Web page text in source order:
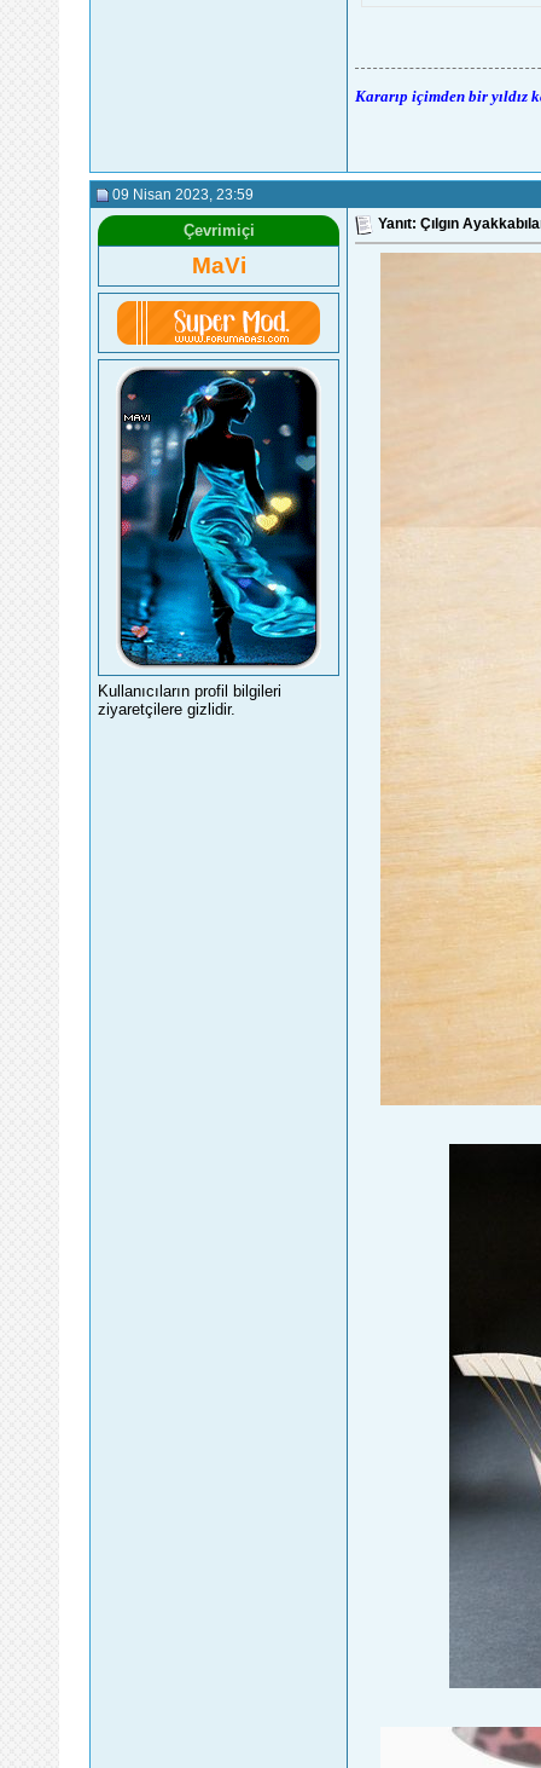
Kararıp içimden bir yıldız
09 Nisan 2023 , 23:59
Çevrimiçi
MaVi
Kullanıcıların profil bilgileri
ziyaretçilere gizlidir.
Yanıt: Çılgın